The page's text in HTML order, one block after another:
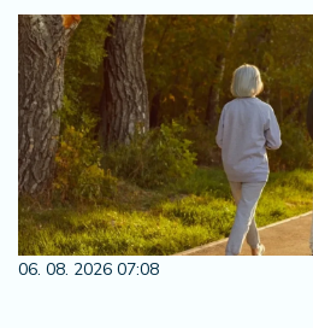
06. 08. 2026 07:08